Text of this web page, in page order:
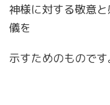
神様に対する敬意
儀を
示すためのものです